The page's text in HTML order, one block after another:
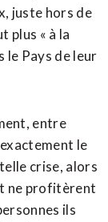
juste hors de
plus « à la
le Pays de leur
entre
le
crise, alors
ne profitèrent
ils